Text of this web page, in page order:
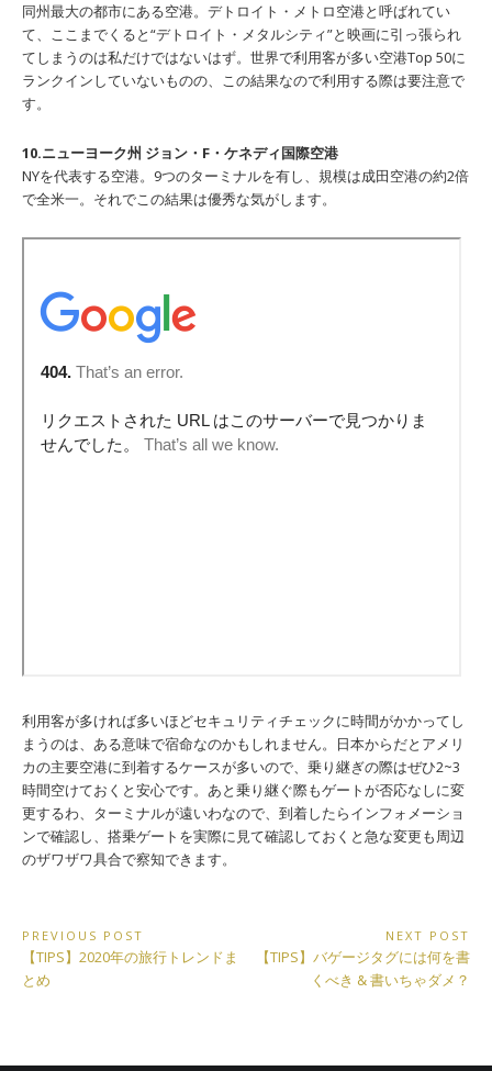
同州最大の都市にある空港。デトロイト・メトロ空港と呼ばれてい
て、ここまでくると“デトロイト・メタルシティ”と映画に引っ張られ
てしまうのは私だけではないはず。世界で利用客が多い空港Top 50に
ランクインしていないものの、この結果なので利用する際は要注意で
す。
10.ニューヨーク州 ジョン・F・ケネディ国際空港
NYを代表する空港。9つのターミナルを有し、規模は成田空港の約2倍
で全米一。それでこの結果は優秀な気がします。
利用客が多ければ多いほどセキュリティチェックに時間がかかってし
まうのは、ある意味で宿命なのかもしれません。日本からだとアメリ
カの主要空港に到着するケースが多いので、乗り継ぎの際はぜひ2~3
時間空けておくと安心です。あと乗り継ぐ際もゲートが否応なしに変
更するわ、ターミナルが遠いわなので、到着したらインフォメーショ
ンで確認し、搭乗ゲートを実際に見て確認しておくと急な変更も周辺
のザワザワ具合で察知できます。
投
稿
PREVIOUS POST
Previous
Post:
【TIPS】2020年の旅行トレンドま
とめ
NEXT POST
Next
【TIPS】バゲージタグには何を書
くべき & 書いちゃダメ？